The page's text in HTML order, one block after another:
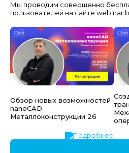
Мы проводим совершенно
пользователей на сайте
Обзор новых возможностей
nanoCAD
Металлоконструкции 26
Подробнее